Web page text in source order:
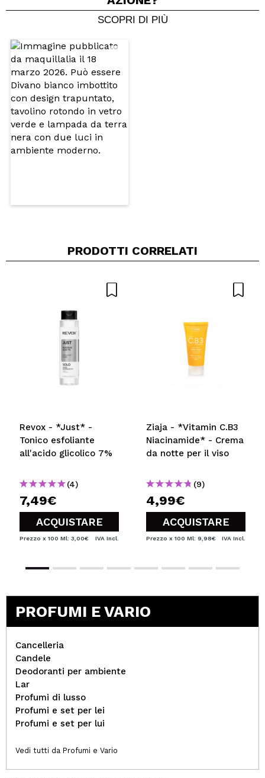
Condividi un video o una foto
Il tuo video potrebbe essere il primo. Immaginalo...
Consiglieresti questo acquisto?
SCOPRI DI PIÙ
PRODOTTI CORRELATI
Revox - *Just* -
Tonico esfoliante
all'acido glicolico 7%
(4)
7,49€
ACQUISTARE
Prezzo x 100 Ml: 3,00€ IVA Incl.
Ziaja - *Vitamin C.B3
Niacinamide* - Crema
da notte per il viso
(9)
4,99€
ACQUISTARE
Prezzo x 100 Ml: 9,98€ IVA Incl.
PROFUMI E VARIO
Cancelleria
Candele
Deodoranti per ambiente
Lar
Profumi di lusso
Profumi e set per lei
Profumi e set per lui
Vedi tutti da Profumi e Vario